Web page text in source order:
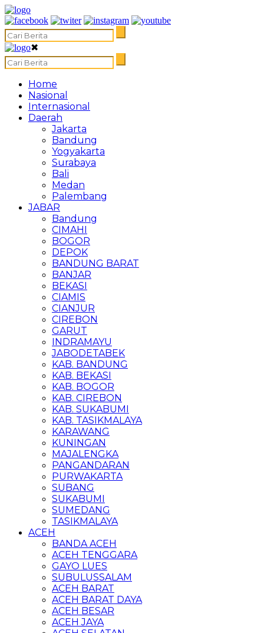
✖
Home
Nasional
Internasional
Daerah
Jakarta
Bandung
Yogyakarta
Surabaya
Bali
Medan
Palembang
JABAR
Bandung
CIMAHI
BOGOR
DEPOK
BANDUNG BARAT
BANJAR
BEKASI
CIAMIS
CIANJUR
CIREBON
GARUT
INDRAMAYU
JABODETABEK
KAB. BANDUNG
KAB. BEKASI
KAB. BOGOR
KAB. CIREBON
KAB. SUKABUMI
KAB. TASIKMALAYA
KARAWANG
KUNINGAN
MAJALENGKA
PANGANDARAN
PURWAKARTA
SUBANG
SUKABUMI
SUMEDANG
TASIKMALAYA
ACEH
BANDA ACEH
ACEH TENGGARA
GAYO LUES
SUBULUSSALAM
ACEH BARAT
ACEH BARAT DAYA
ACEH BESAR
ACEH JAYA